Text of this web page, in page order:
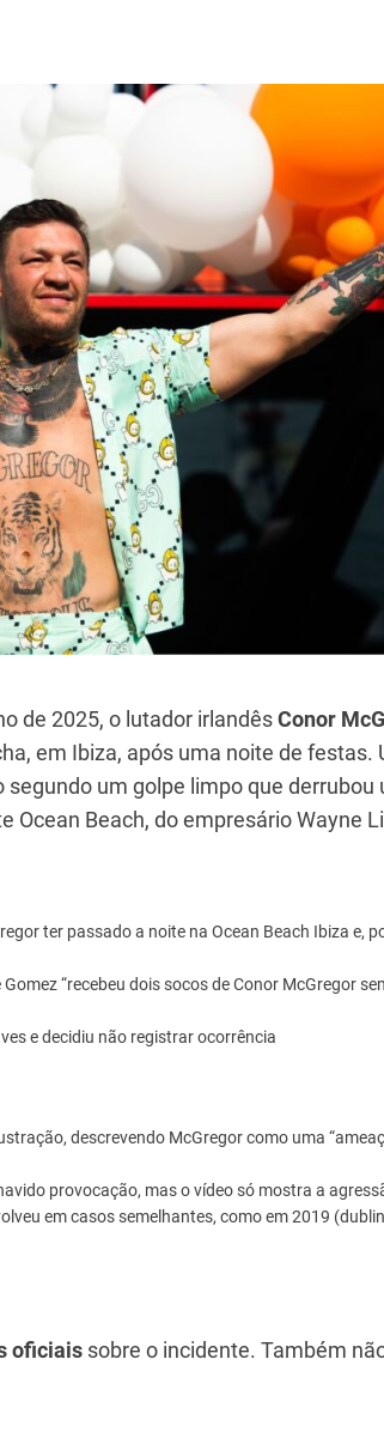
de 2025, o lutador irlandêsConor
em Ibiza, após uma noite de festas.
um golpe limpo que derrubou
Ocean Beach, do empresário Wayne
ter passado a noite na Ocean Beach Ibiza e,
“recebeu dois socos de Conor McGregor
e decidiu não registrar ocorrência
descrevendo McGregor como uma
provocação, mas o vídeo só mostra a
em casos semelhantes, como em 2019
oficiais sobre o incidente. Também